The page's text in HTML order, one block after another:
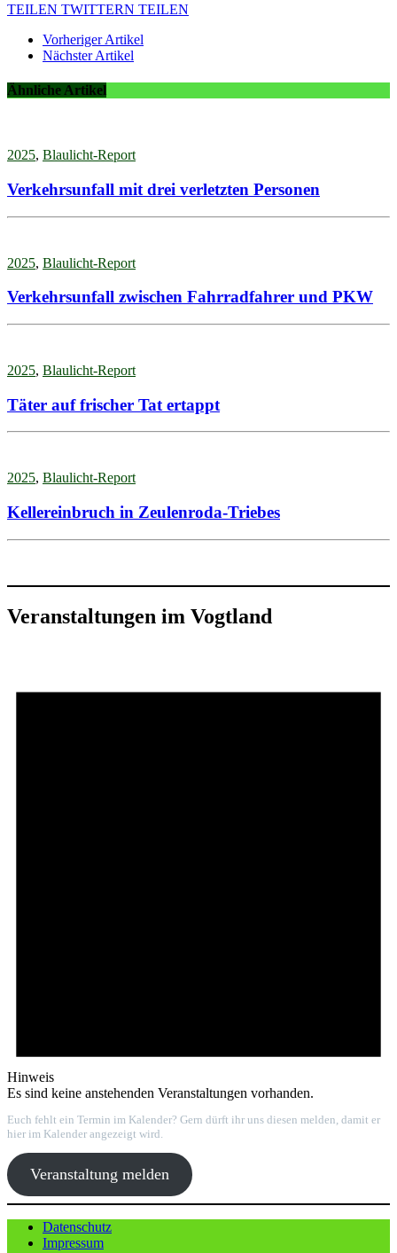
TEILEN TWITTERN TEILEN
Vorheriger Artikel
Nächster Artikel
Ähnliche Artikel
2025, Blaulicht-Report
Verkehrsunfall mit drei verletzten Personen
2025, Blaulicht-Report
Verkehrsunfall zwischen Fahrradfahrer und PKW
2025, Blaulicht-Report
Täter auf frischer Tat ertappt
2025, Blaulicht-Report
Kellereinbruch in Zeulenroda-Triebes
Veranstaltungen im Vogtland
Hinweis
Es sind keine anstehenden Veranstaltungen vorhanden.
Euch fehlt ein Termin im Kalender? Gern dürft ihr uns diesen melden, damit er
hier im Kalender angezeigt wird.
Veranstaltung melden
Datenschutz
Impressum